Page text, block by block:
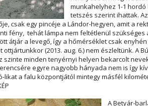
munkahelyhez 1-1
tetszés szerint ihattak.
csak egy pincéje a Lándor-hegyen, amit a
fény,  tehát lámpa nem feltétlenül
átjár a levegő, így a hőmérséklet csak
ottjártunkkor (2013. aug. 6.) nem észleltünk. A
szinte minden tenyérnyi helyen bekarcolt
egyre nagyobb hányada nem is így
likat a falu központjától mintegy másfél
A Betyár-